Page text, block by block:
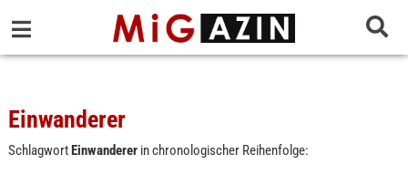
Einwanderer
SchlagwortEinwandererin chronologischer Reihenfolge: